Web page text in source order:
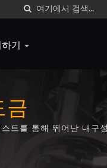
기
트를 통해 뛰어난 내구